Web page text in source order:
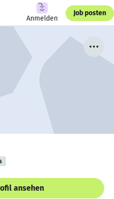
Anmelden
Job posten
ansehen